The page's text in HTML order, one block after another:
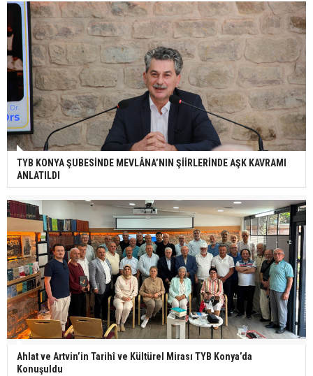
TYB KONYA ŞUBESİNDE MEVLÂNA’NIN ŞİİRLERİNDE AŞK KAVRAMI
ANLATILDI
Ahlat ve Artvin’in Tarihî ve Kültürel Mirası TYB Konya’da
Konuşuldu